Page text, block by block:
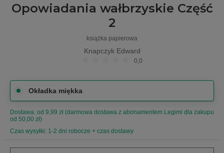
Opowiadania wałbrzyskie Część
2
książka papierowa
Knapczyk Edward
0,0
Okładka miękka
Dostawa: od 9,99 zł (darmowa dostawa z abonamentem Legimi dla zakupu
od 50,00 zł)
Czas wysyłki: 1-2 dni robocze + czas dostawy